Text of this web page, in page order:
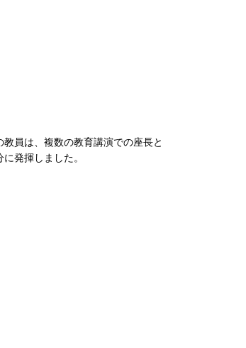
員は、複数の教育講演での座長と
発揮しました。